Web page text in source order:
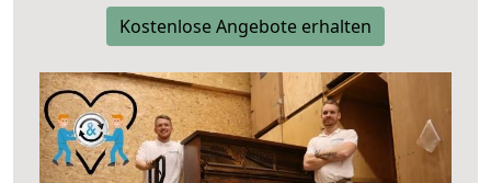
Kostenlose Angebote erhalten